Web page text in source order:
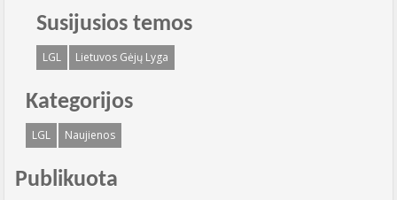
Susijusios temos
LGL Lietuvos Gėjų Lyga
Kategorijos
LGL Naujienos
Publikuota